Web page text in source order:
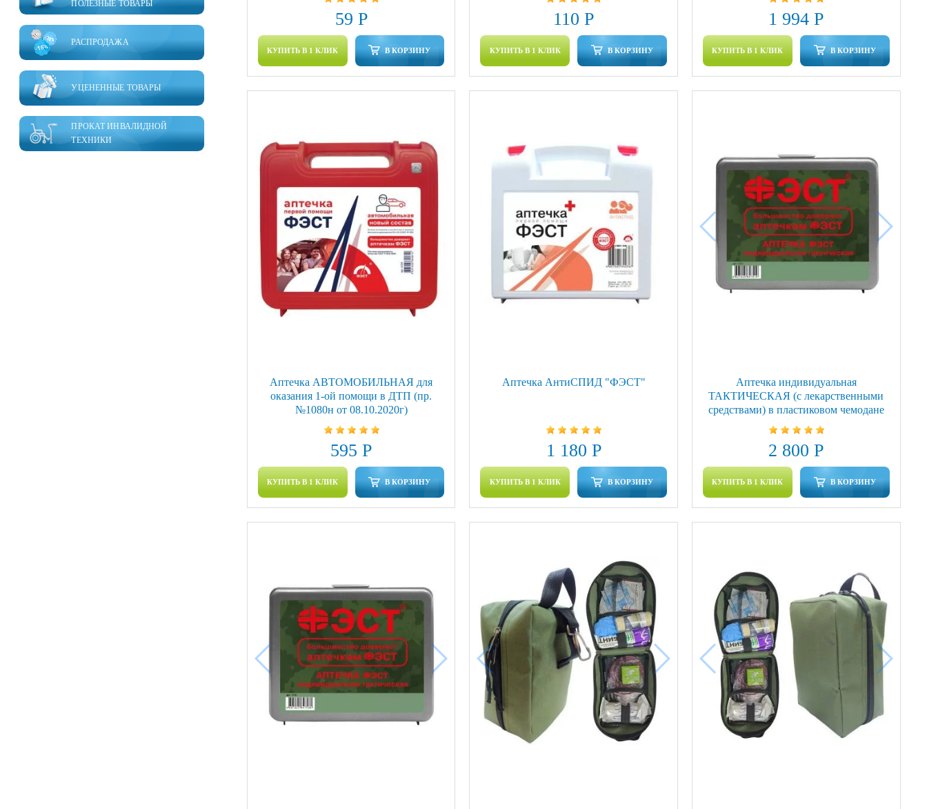
ПОЛЕЗНЫЕ ТОВАРЫ
РАСПРОДАЖА
ПРОКАТ ИНВАЛИДНОЙ
ТЕХНИКИ
УЦЕНЕННЫЕ ТОВАРЫ
59 Р
КУПИТЬ В 1 КЛИК В КОРЗИНУ
110 Р
КУПИТЬ В 1 КЛИК В КОРЗИНУ
1 994 Р
КУПИТЬ В 1 КЛИК В КОРЗИНУ
Аптечка АВТОМОБИЛЬНАЯ для
оказания 1-ой помощи в ДТП (пр.
№1080н от 08.10.2020г)
595 Р
КУПИТЬ В 1 КЛИК В КОРЗИНУ
Аптечка АнтиСПИД "ФЭСТ"
1 180 Р
КУПИТЬ В 1 КЛИК В КОРЗИНУ
Аптечка индивидуальная
ТАКТИЧЕСКАЯ (с лекарственными
средствами) в пластиковом чемодане
2 800 Р
КУПИТЬ В 1 КЛИК В КОРЗИНУ